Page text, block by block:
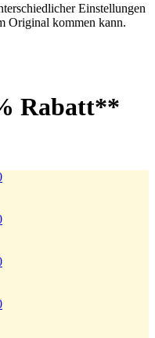
Einstellungen
Original kommen kann.
Rabatt**